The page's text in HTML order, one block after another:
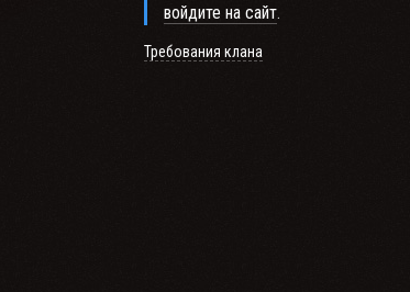
войдите на сайт.
Требования клана